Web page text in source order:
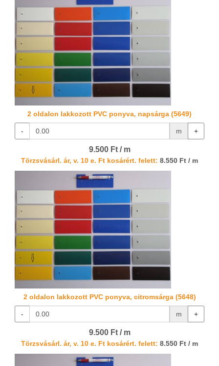
2 oldalon lakkozott PVC ponyva, napsárga (5649)
- m +
9.500 Ft / m
Törzsvásárl. ár, v. 10 e. Ft kosárért. felett: 8.550 Ft / m
2 oldalon lakkozott PVC ponyva, citromsárga (5648)
- m +
9.500 Ft / m
Törzsvásárl. ár, v. 10 e. Ft kosárért. felett: 8.550 Ft / m